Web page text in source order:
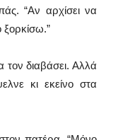
“Αν αρχίσει να
ξορκίσω.”
τον διαβάσει. Αλλά
κι εκείνο στα